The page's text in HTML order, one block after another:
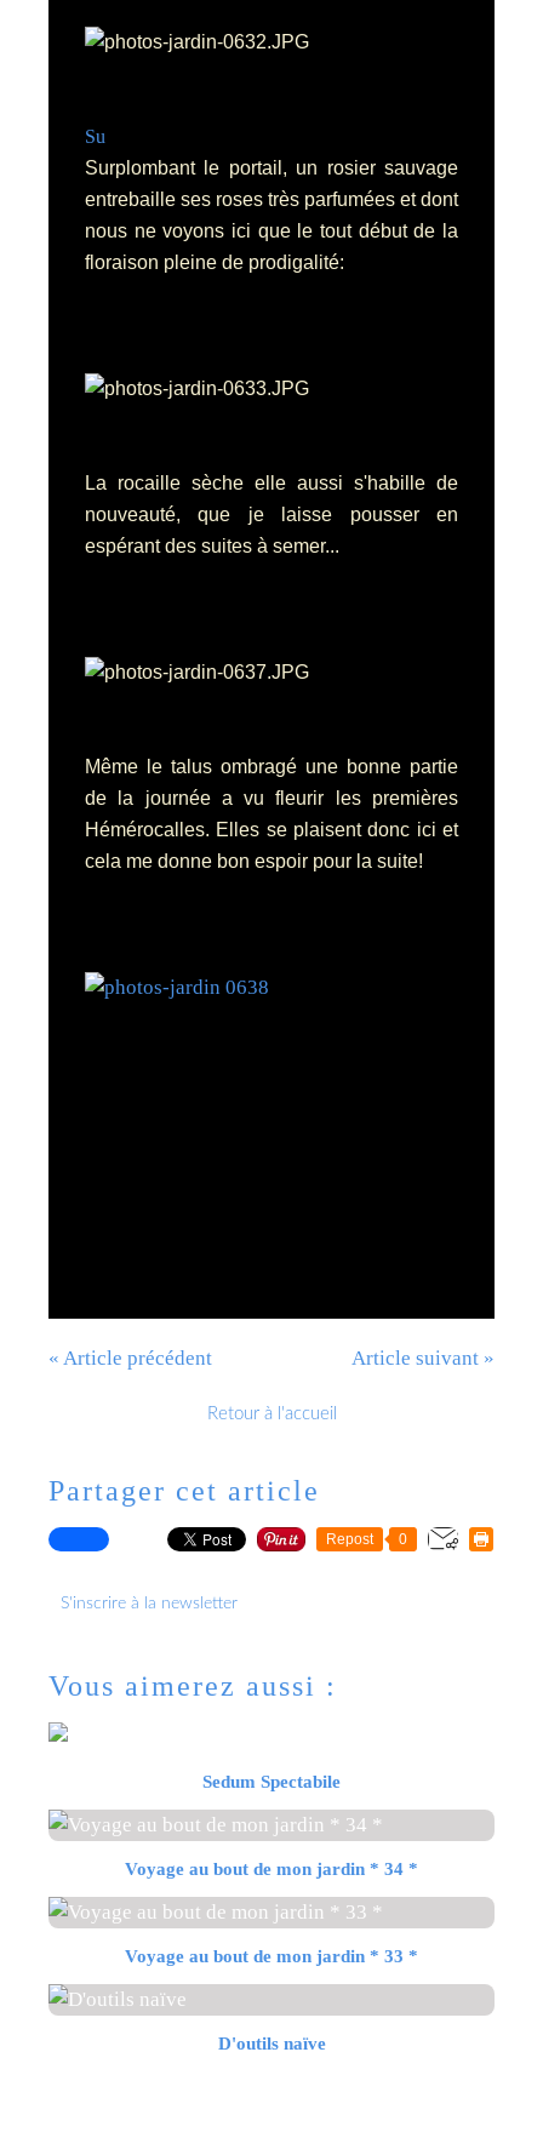
Su
Surplombant le portail, un rosier sauvage
entrebaille ses roses très parfumées et dont
nous ne voyons ici que le tout début de la
floraison pleine de prodigalité:
La rocaille sèche elle aussi s'habille de
nouveauté, que je laisse pousser en
espérant des suites à semer...
Même le talus ombragé une bonne partie
de la journée a vu fleurir les premières
Hémérocalles. Elles se plaisent donc ici et
cela me donne bon espoir pour la suite!
« Article précédent Article suivant »
Retour à l'accueil
Partager cet article
Repost 0
S'inscrire à la newsletter
Vous aimerez aussi :
Sedum Spectabile
Voyage au bout de mon jardin * 34 *
Voyage au bout de mon jardin * 33 *
D'outils naïve